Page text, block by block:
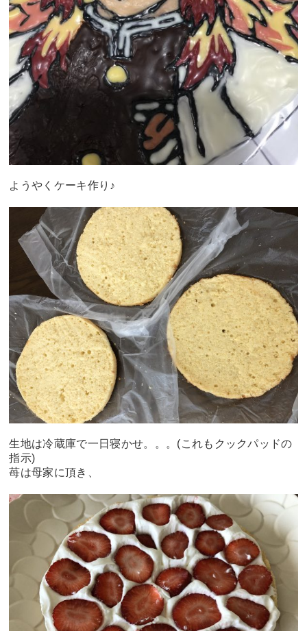
ようやくケーキ作り♪
生地は冷蔵庫で一日寝かせ。。。(これもクックパッドの
指示)
苺は母家に頂き、